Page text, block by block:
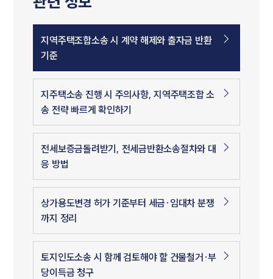
지역주택조합소송 시 계약 해제와 출자금 반환
기준
지주택소송 진행 시 주의사항, 지역주택조합 소
송 전략 빠르게 확인하기
전세보증금돌려받기, 전세금반환소송절차와 대
응 방법
상가용도변경 허가 기준부터 세금·임대차 분쟁
까지 정리
토지인도소송 시 함께 검토해야 할 건물철거·부
당이득금 청구